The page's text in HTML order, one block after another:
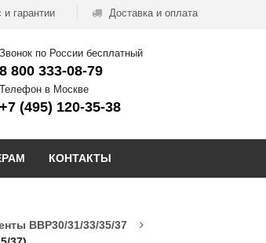
и гарантии Доставка и оплата
Звонок по России бесплатный
8 800 333-08-79
Телефон в Москве
+7 (495) 120-35-38
КОНТАКТЫ
BBP30/31/33/35/37